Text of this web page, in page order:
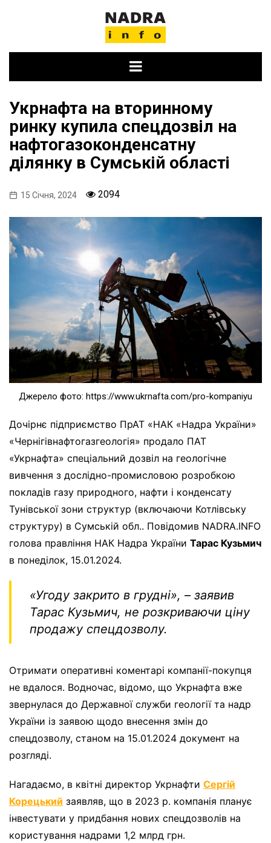
Укрнафта на вторинному
ринку купила спецдозвіл на
нафтогазоконденсатну
ділянку в Сумській області
15 Січня, 2024 2094
Джерело фото: https://www.ukrnafta.com/pro-kompaniyu
Дочірнє підприємство ПрАТ «НАК «Надра України»
«Чернігівнафтогазгеологія» продало ПАТ
«Укрнафта» спеціальний дозвіл на геологічне
вивчення з дослідно-промисловою розробкою
покладів газу природного, нафти і конденсату
Тунівської зони структур (включаючи Котлівську
структуру) в Сумській обл.. Повідомив NADRA.INFO
голова правління НАК Надра України Тарас Кузьмич
в понеділок, 15.01.2024.
«Угоду закрито в грудні», – заявив
Тарас Кузьмич, не розкриваючи ціну
продажу спецдозволу.
Отримати оперативні коментарі компанії-покупця
не вдалося. Водночас, відомо, що Укрнафта вже
звернулася до Державної служби геології та надр
України із заявою щодо внесення змін до
спецдозволу, станом на 15.01.2024 документ на
розгляді.
Нагадаємо, в квітні директор Укрнафти Сергій
Корецький заявляв, що в 2023 р. компанія планує
інвестувати у придбання нових спецдозволів на
користування надрами 1,2 млрд грн.